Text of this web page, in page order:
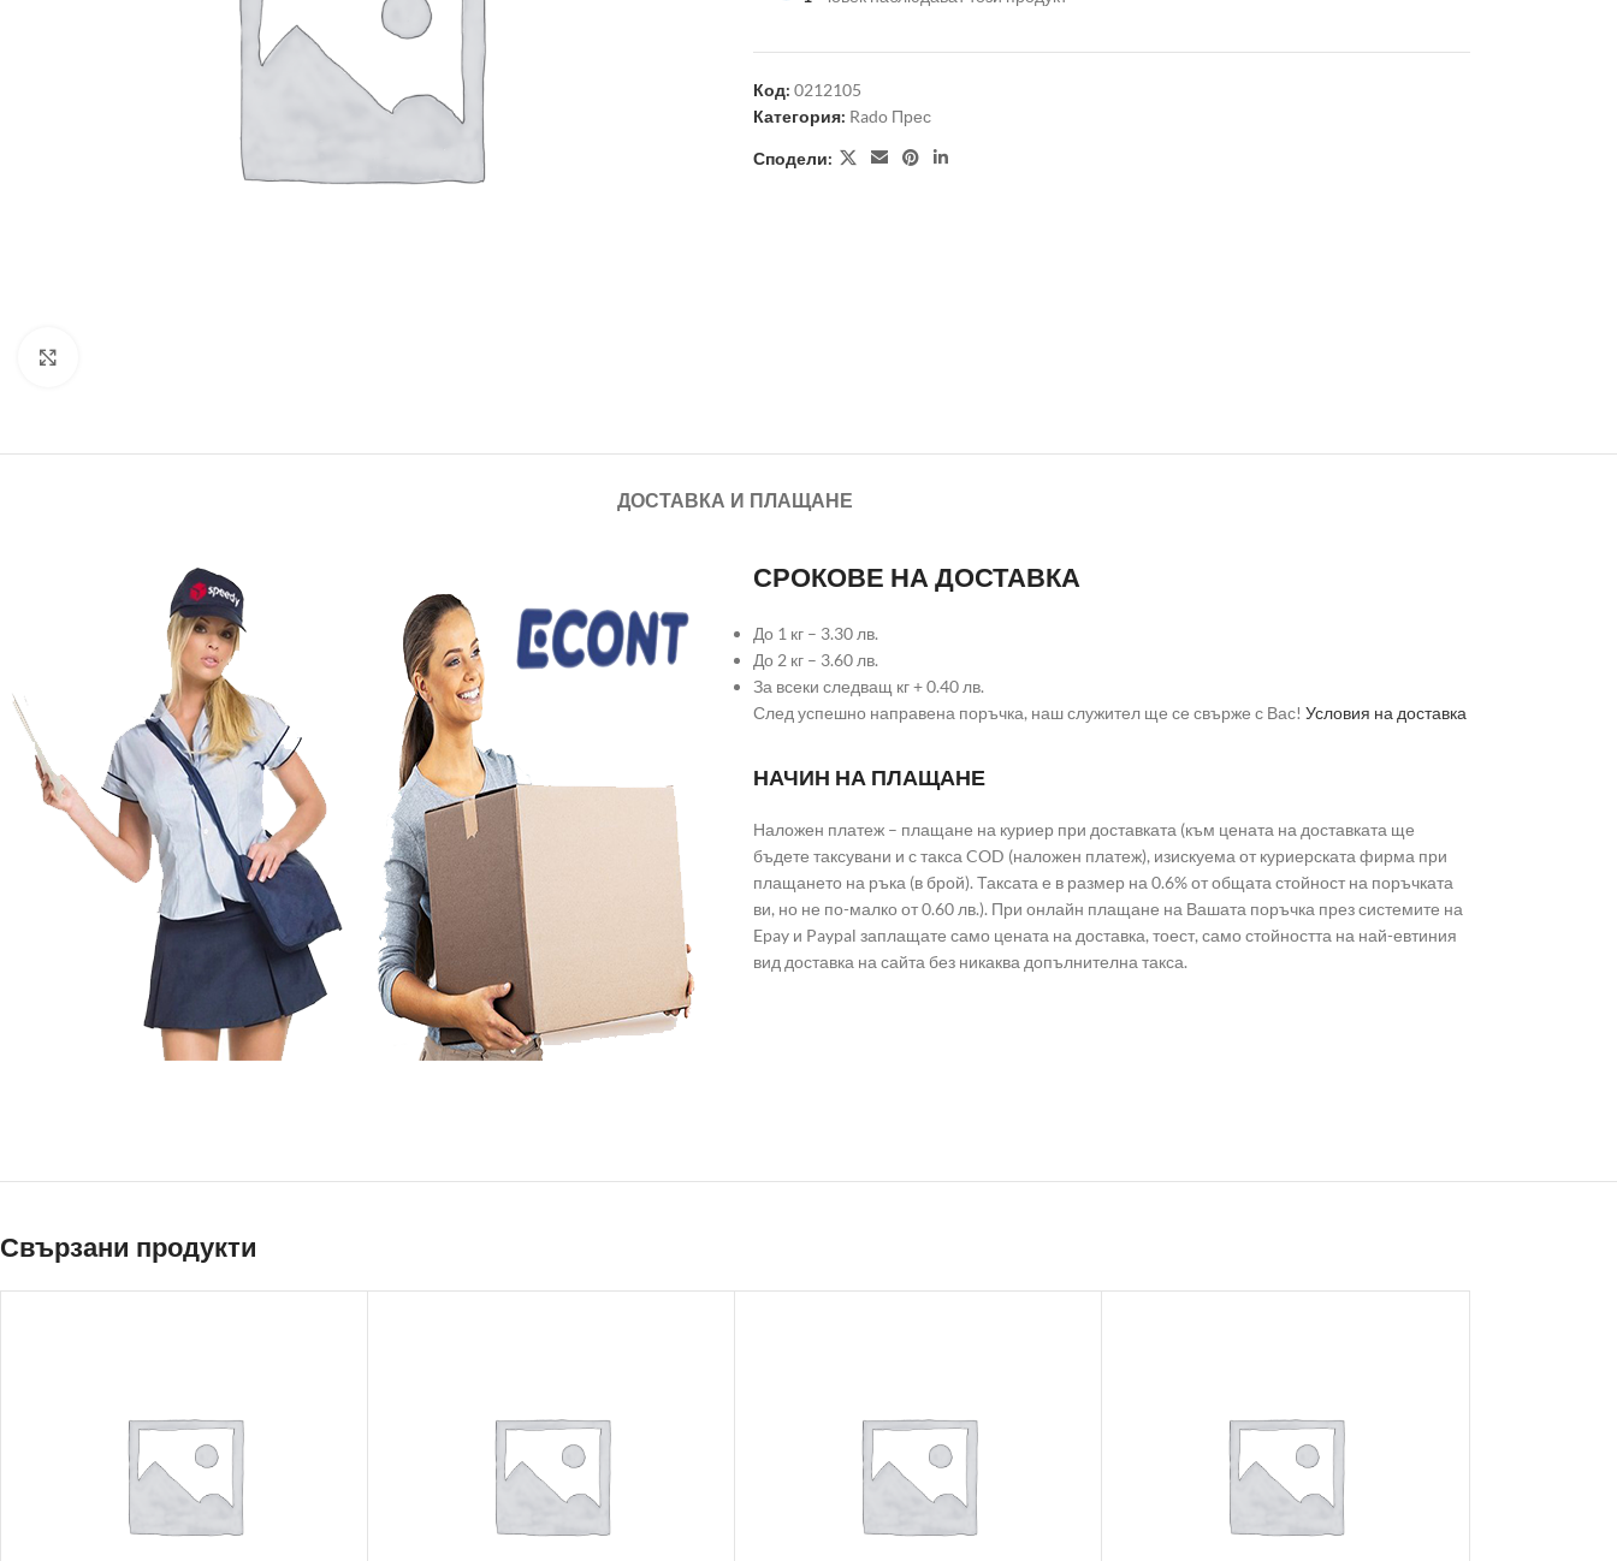
Код: 0212105
Категория: Rado Прес
Сподели:
ДОСТАВКА И ПЛАЩАНЕ
СРОКОВЕ НА ДОСТАВКА
До 1 кг – 3.30 лв.
До 2 кг – 3.60 лв.
За всеки следващ кг + 0.40 лв.
След успешно направена поръчка, наш служител ще се свърже с Вас! Условия на доставка
НАЧИН НА ПЛАЩАНЕ
Наложен платеж – плащане на куриер при доставката (към цената на доставката ще
бъдете таксувани и с такса COD (наложен платеж), изискуема от куриерската фирма при
плащането на ръка (в брой). Таксата е в размер на 0.6% от общата стойност на поръчката
ви, но не по-малко от 0.60 лв.). При онлайн плащане на Вашата поръчка през системите на
Epay и Paypal заплащате само цената на доставка, тоест, само стойността на най-евтиния
вид доставка на сайта без никаква допълнителна такса.
Свързани продукти